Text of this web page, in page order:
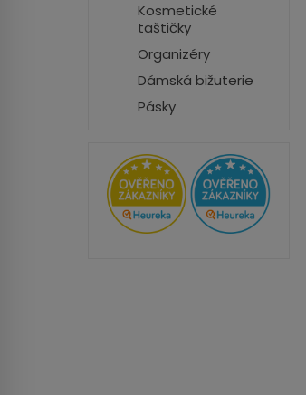
Kosmetické
taštičky
Organizéry
Dámská bižuterie
Pásky